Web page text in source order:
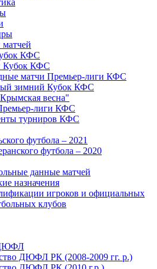
КФС
Кубок КФС
матчи Премьер-лиги КФС
зимний Кубок КФС
весна"
лиги КФС
турниров КФС
футбола – 2021
футбола – 2020
данные матчей
назначения
игроков и официальных
клубов
ДЮФЛ
ДЮФЛ РК (2008-2009 гг. р.)